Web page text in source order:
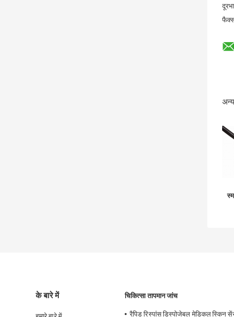
के बारे में चिकित्सा तापमान जांच
रैपिड रिस्पांस डिस्पोजेबल मेडिकल स्किन